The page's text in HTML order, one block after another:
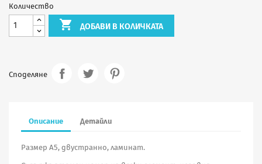
Количество
 ДОБАВИ В КОЛИЧКАТА
Споделяне
Описание Детайли
Размер А5, двустраннo, ламинат.